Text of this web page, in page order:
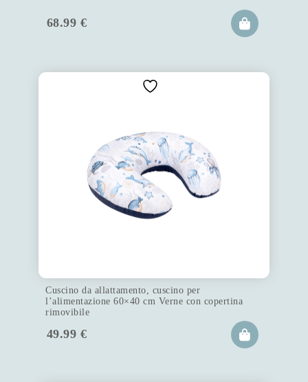
68.99 €
Cuscino da allattamento, cuscino per
l’alimentazione 60×40 cm Verne con copertina
rimovibile
49.99 €